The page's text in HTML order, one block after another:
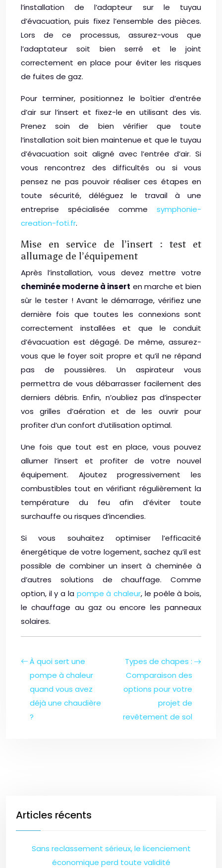
l’installation de l’adapteur sur le tuyau
d’évacuation, puis fixez l’ensemble des pièces.
Lors de ce processus, assurez-vous que
l’adaptateur soit bien serré et le joint
correctement en place pour éviter les risques
de fuites de gaz.
Pour terminer, positionnez le boîtier d’entrée
d’air sur l’insert et fixez-le en utilisant des vis.
Prenez soin de bien vérifier que toute
l’installation soit bien maintenue et que le tuyau
d’évacuation soit aligné avec l’entrée d’air. Si
vous rencontrez des difficultés ou si vous
pensez ne pas pouvoir réaliser ces étapes en
toute sécurité, déléguez le travail à une
entreprise spécialisée comme symphonie-
creation-foti.fr.
Mise en service de l’insert : test et
allumage de l’équipement
Après l’installation, vous devez mettre votre
cheminée moderne à insert en marche et bien
sûr le tester ! Avant le démarrage, vérifiez une
dernière fois que toutes les connexions sont
correctement installées et que le conduit
d’évacuation est dégagé. De même, assurez-
vous que le foyer soit propre et qu’il ne répand
pas de poussières. Un aspirateur vous
permettra de vous débarrasser facilement des
derniers débris. Enfin, n’oubliez pas d’inspecter
vos grilles d’aération et de les ouvrir pour
profiter d’un confort d’utilisation optimal.
Une fois que tout est en place, vous pouvez
allumer l’insert et profiter de votre nouvel
équipement. Ajoutez progressivement les
combustibles tout en vérifiant régulièrement la
température du feu afin d’éviter toute
surchauffe ou risques d’incendies.
Si vous souhaitez optimiser l’efficacité
énergétique de votre logement, sachez qu’il est
possible de combiner un insert à cheminée à
d’autres solutions de chauffage. Comme
option, il y a la pompe à chaleur, le poêle à bois,
le chauffage au gaz ou encore les panneaux
solaires.
À quoi sert une
pompe à chaleur
quand vous avez
déjà une chaudière
?
Types de chapes :
Comparaison des
options pour votre
projet de
revêtement de sol
Articles récents
Sans reclassement sérieux, le licenciement
économique perd toute validité